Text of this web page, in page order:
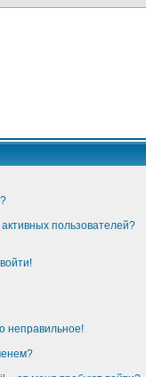
пользователей?
неправильное!